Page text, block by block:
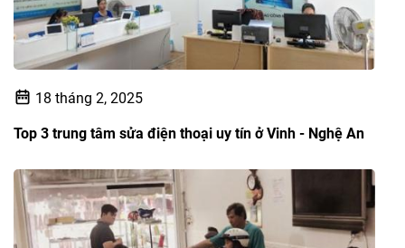
18 tháng 2, 2025
Top 3 trung tâm sửa điện thoại uy tín ở Vinh - Nghệ An